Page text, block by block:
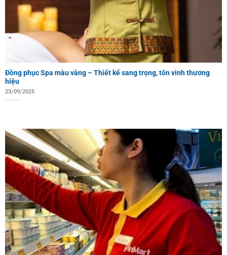
Đồng phục Spa màu vàng – Thiết kế sang trọng, tôn vinh thương
hiệu
23/09/2025